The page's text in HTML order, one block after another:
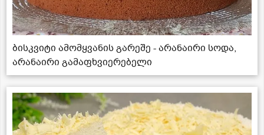
ბისკვიტი ამომყვანის გარეშე - არანაირი სოდა,
არანაირი გამაფხვიერებელი